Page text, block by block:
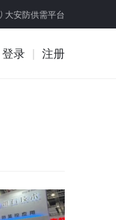
大安防供需平台
登录 | 注册